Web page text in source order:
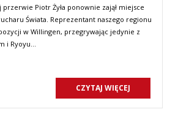
Piotr Żyła ponownie zajął miejsce
Świata. Reprezentant naszego regionu
w Willingen, przegrywając jedynie z
i Ryoyu…
CZYTAJ WIĘCEJ